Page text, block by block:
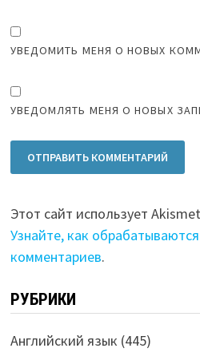
УВЕДОМИТЬ МЕНЯ О НОВЫХ
УВЕДОМЛЯТЬ МЕНЯ О НОВЫХ
Этот сайт использует
Узнайте, как
комментариев.
РУБРИКИ
Английский язык (445)